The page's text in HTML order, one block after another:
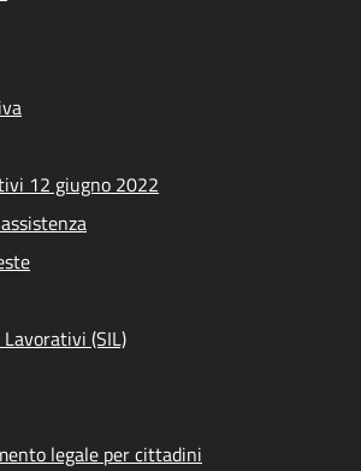
12 giugno 2022
(SIL)
legale per cittadini